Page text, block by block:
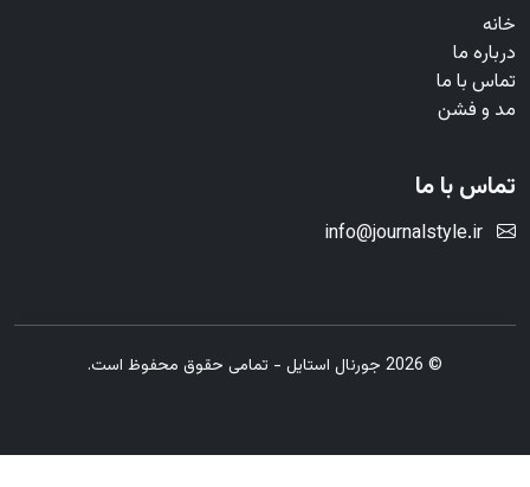
خانه
درباره ما
تماس با ما
مد و فشن
تماس با ما
info@journalstyle.ir
© 2026 جورنال استایل - تمامی حقوق محفوظ است.